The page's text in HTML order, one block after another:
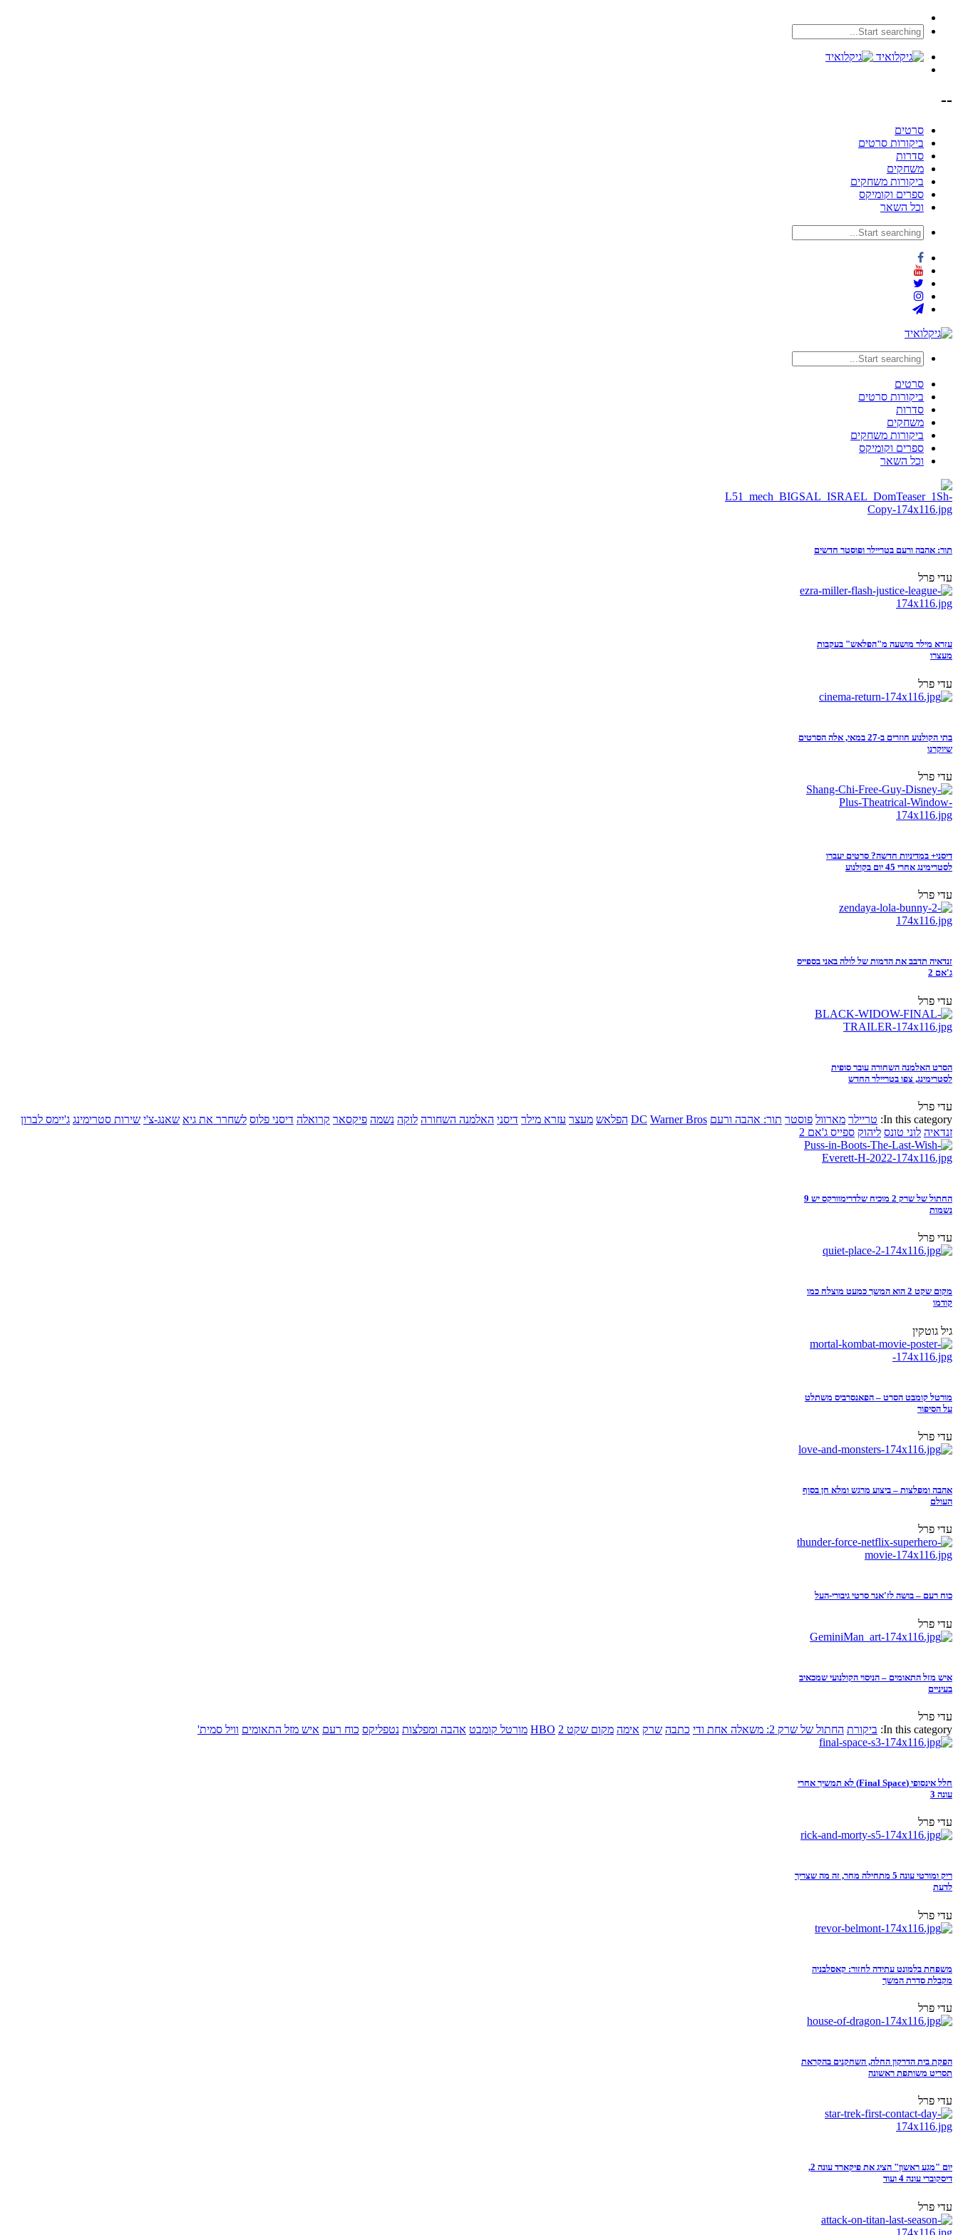
--
סרטים
ביקורות סרטים
סדרות
משחקים
ביקורות משחקים
ספרים וקומיקס
וכל השאר
סרטים
ביקורות סרטים
סדרות
משחקים
ביקורות משחקים
ספרים וקומיקס
וכל השאר
תור: אהבה ורעם בטריילר ופוסטר חדשים
עדי פרל
עזרא מילר מושעה מ"הפלאש" בעקבות
מעצרו
עדי פרל
בתי הקולנוע חוזרים ב-27 במאי, אלה הסרטים
שיוקרנו
עדי פרל
דיסני+ במדיניות חדשה? סרטים יעברו
לסטרימינג אחרי 45 יום בקולנוע
עדי פרל
זנדאיה תדבב את הדמות של לולה באני בספייס
ג'אם 2
עדי פרל
הסרט האלמנה השחורה עובר סופית
לסטרימינג, צפו בטריילר החדש
עדי פרל
In this category: טריילר מארוול פוסטר תור: אהבה ורעם DC Warner Bros הפלאש מעצר עזרא מילר דיסני האלמנה השחורה לוקה נשמה פיקסאר קרואלה דיסני פלוס לשחרר את גיא שאנג-צ'י שירות סטרימינג ג'יימס לברון
זנדאיה לוני טונס ליהוק ספייס ג'אם 2
החתול של שרק 2 מוכיח שלדרימוורקס יש 9
נשמות
עדי פרל
מקום שקט 2 הוא המשך כמעט מוצלח כמו
קודמו
גיל גוטקין
מורטל קומבט הסרט – הפאנסרביס משתלט
על הסיפור
עדי פרל
אהבה ומפלצות – ביצוע מרגש ומלא חן בסוף
העולם
עדי פרל
כוח רעם – בושה לז'אנר סרטי גיבורי-העל
עדי פרל
איש מזל התאומים – הניסוי הקולנועי שמכאיב
בעיניים
עדי פרל
In this category: ביקורת החתול של שרק 2: משאלה אחת ודי כתבה שרק אימה מקום שקט 2 HBO מורטל קומבט אהבה ומפלצות נטפליקס כוח רעם איש מזל התאומים וויל סמית'
חלל אינסופי (Final Space) לא תמשיך אחרי
עונה 3
עדי פרל
ריק ומורטי עונה 5 מתחילה מחר, זה מה שצריך
לדעת
עדי פרל
משפחת בלמונט עתידה לחזור: קאסלבניה
מקבלת סדרת המשך
עדי פרל
הפקת בית הדרקון החלה, השחקנים בהקראת
תסריט משותפת ראשונה
עדי פרל
יום "מגע ראשון" הציג את פיקארד עונה 2,
דיסקוברי עונה 4 ועוד
עדי פרל